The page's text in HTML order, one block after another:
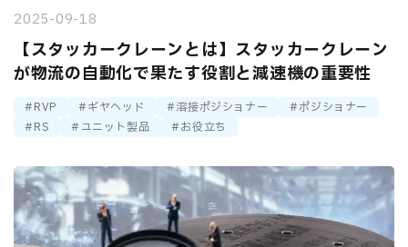
2025-09-18
【スタッカークレーンとは】スタッカークレーン
が物流の自動化で果たす役割と減速機の重要性
RVP ギヤヘッド 溶接ポジショナー
ポジショナー
RS
ユニット製品 お役立ち